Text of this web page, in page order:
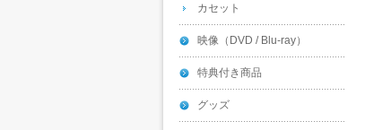
カセット
映像（DVD / Blu-ray）
特典付き商品
グッズ